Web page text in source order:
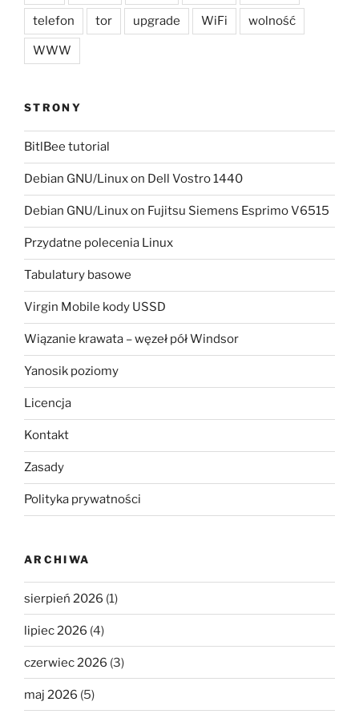
telefon tor upgrade WiFi wolność
WWW
STRONY
BitlBee tutorial
Debian GNU/Linux on Dell Vostro 1440
Debian GNU/Linux on Fujitsu Siemens Esprimo V6515
Przydatne polecenia Linux
Tabulatury basowe
Virgin Mobile kody USSD
Wiązanie krawata – węzeł pół Windsor
Yanosik poziomy
Licencja
Kontakt
Zasady
Polityka prywatności
ARCHIWA
sierpień 2026 (1)
lipiec 2026 (4)
czerwiec 2026 (3)
maj 2026 (5)